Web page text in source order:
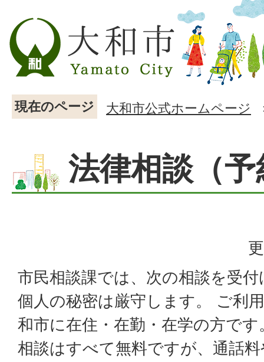
現在のページ 大和市公式ホームページ
法律相談（
市民相談課では、次の相談を受
個人の秘密は厳守します。 ご利
和市に在住・在勤・在学の方です
相談はすべて無料ですが、通話